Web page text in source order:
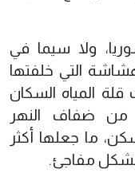
ولا سيما في
التي خلفتها
المياه السكان
من ضفاف النهر
ما جعلها أكثر
بشكل مفاجئ.